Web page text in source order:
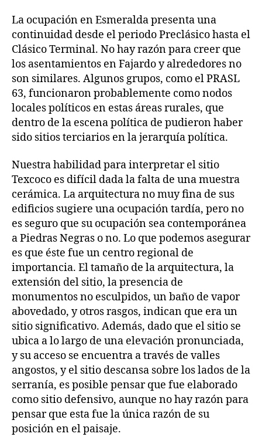
La ocupación en Esmeralda presenta una
continuidad desde el periodo Preclásico hasta el
Clásico Terminal. No hay razón para creer que
los asentamientos en Fajardo y alrededores no
son similares. Algunos grupos, como el PRASL
63, funcionaron probablemente como nodos
locales políticos en estas áreas rurales, que
dentro de la escena política de pudieron haber
sido sitios terciarios en la jerarquía política.
Nuestra habilidad para interpretar el sitio
Texcoco es difícil dada la falta de una muestra
cerámica. La arquitectura no muy fina de sus
edificios sugiere una ocupación tardía, pero no
es seguro que su ocupación sea contemporánea
a Piedras Negras o no. Lo que podemos asegurar
es que éste fue un centro regional de
importancia. El tamaño de la arquitectura, la
extensión del sitio, la presencia de
monumentos no esculpidos, un baño de vapor
abovedado, y otros rasgos, indican que era un
sitio significativo. Además, dado que el sitio se
ubica a lo largo de una elevación pronunciada,
y su acceso se encuentra a través de valles
angostos, y el sitio descansa sobre los lados de la
serranía, es posible pensar que fue elaborado
como sitio defensivo, aunque no hay razón para
pensar que esta fue la única razón de su
posición en el paisaje.